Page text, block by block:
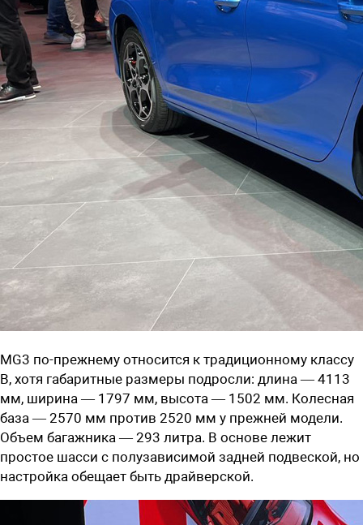
MG3 по-прежнему относится к традиционному классу
B, хотя габаритные размеры подросли: длина — 4113
мм, ширина — 1797 мм, высота — 1502 мм. Колесная
база — 2570 мм против 2520 мм у прежней модели.
Объем багажника — 293 литра. В основе лежит
простое шасси с полузависимой задней подвеской, но
настройка обещает быть драйверской.